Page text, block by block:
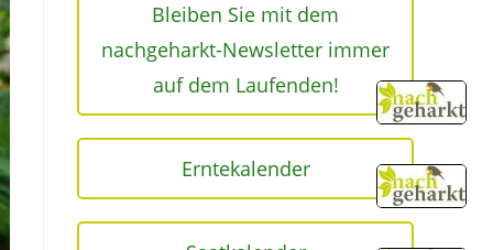
Bleiben Sie mit dem
nachgeharkt-Newsletter immer
auf dem Laufenden!
Erntekalender